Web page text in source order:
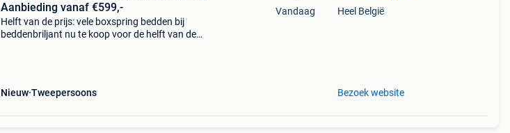
Aanbieding vanaf €599,-
Helft van de prijs: vele boxspring bedden bij
beddenbriljant nu te koop voor de helft van de
Nieuw Tweepersoons
Vandaag Heel België
Bezoek website